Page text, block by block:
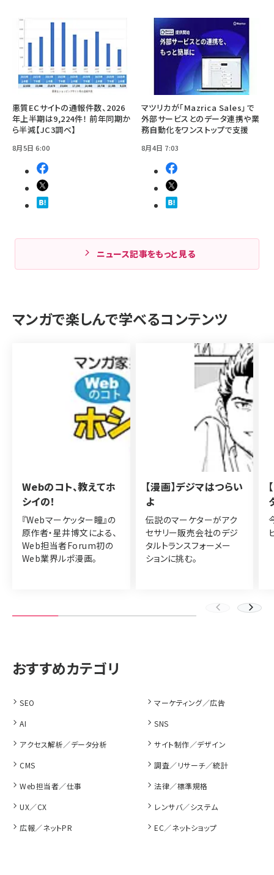
悪質ECサイトの通報件数、2026
年上半期は9,224件！ 前年同期か
ら半減【JC3調べ】
8月5日 6:00
マツリカが「Mazrica Sales」で
外部サービスとのデータ連携や業
務自動化をワンストップで支援
8月4日 7:03
ニュース記事をもっと見る
マンガで楽しんで学べるコンテンツ
Webのコト、教えてホ
シイの！
『Webマーケッター瞳』の
原作者・星井博文による、
Web担当者Forum初の
Web業界ルポ漫画。
【漫画】デジマはつらい
よ
伝説のマーケターがアク
セサリー販売会社のデジ
タルトランスフォーメー
ションに挑む。
SEO
マーケティング／広告
AI
SNS
アクセス解析／データ分析
サイト制作／デザイン
CMS
調査／リサーチ／統計
Web担当者／仕事
法律／標準規格
UX／CX
レンサバ／システム
広報／ネットPR
EC／ネットショップ